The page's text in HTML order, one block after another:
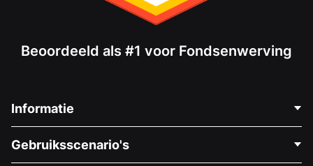
Beoordeeld als #1 voor Fondsenwerving
Informatie
Over Ons
Gebruiksscenario's